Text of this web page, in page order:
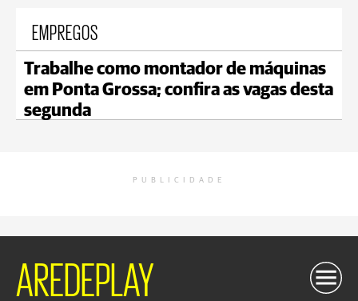
EMPREGOS
Trabalhe como montador de máquinas
em Ponta Grossa; confira as vagas desta
segunda
PUBLICIDADE
AREDEPLAY